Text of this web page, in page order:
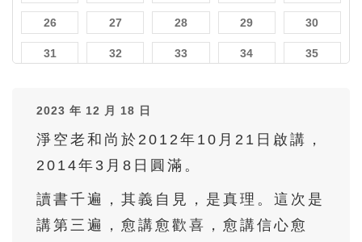
26 27 28 29 30
31 32 33 34 35
41 42
46 47 48 49 50
52 53
56 57 58 59 60
2023 年 12 月 18 日
淨空老和尚於2012年10月21日啟講，
2014年3月8日圓滿。
讀書千遍，其義自見，是真理。這次是
講第三遍，愈講愈歡喜，愈講信心愈